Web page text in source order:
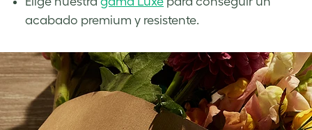
acabado premium y resistente.